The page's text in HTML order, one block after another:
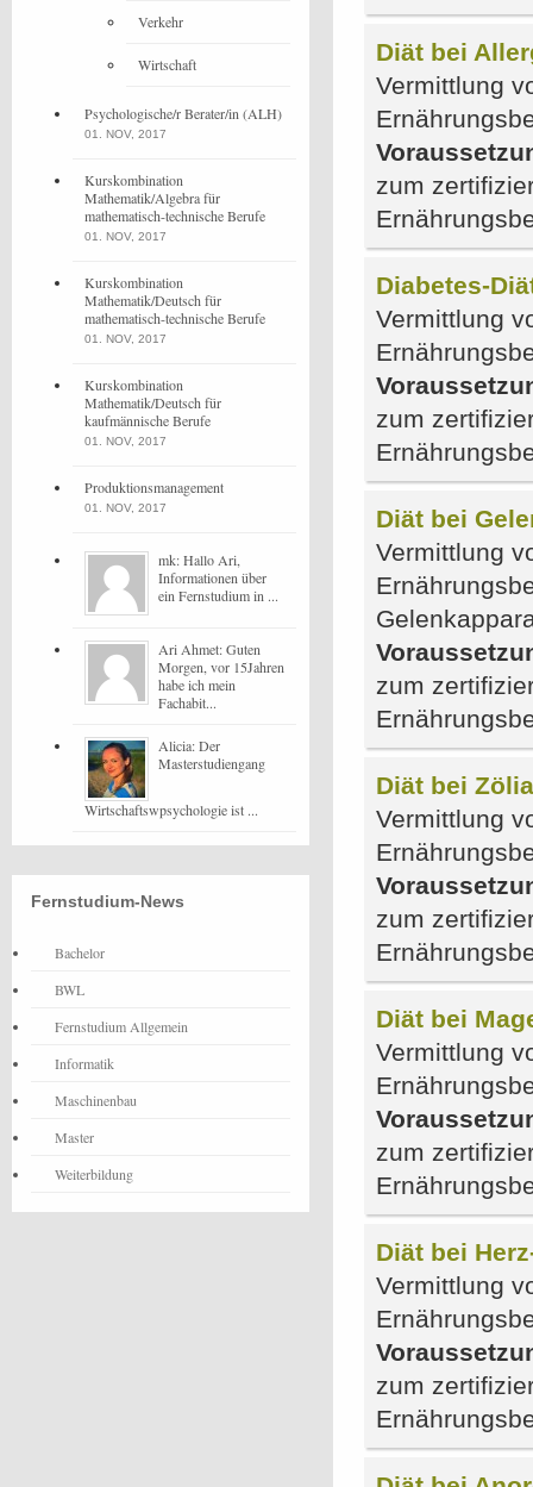
Diät bei
Vermittlung
zum
Diabetes-
Vermittlung
zum
Diät bei
Vermittlung
zum
Diät bei
Vermittlung
zum
Diät bei
Vermittlung
zum
Diät bei
Vermittlung
zum
Verkehr
Wirtschaft
Psychologische/r Berater/in (ALH)
01. NOV, 2017
Kurskombination
Mathematik/Algebra für
mathematisch-technische Berufe
01. NOV, 2017
Kurskombination
Mathematik/Deutsch für
mathematisch-technische Berufe
01. NOV, 2017
Kurskombination
Mathematik/Deutsch für
kaufmännische Berufe
01. NOV, 2017
Produktionsmanagement
01. NOV, 2017
mk: Hallo Ari,
Informationen über
ein Fernstudium in ...
Ari Ahmet: Guten
Morgen, vor 15Jahren
habe ich mein
Fachabit...
Alicia: Der
Masterstudiengang
Wirtschaftswpsychologie ist ...
Fernstudium-News
Bachelor
BWL
Fernstudium Allgemein
Informatik
Maschinenbau
Master
Weiterbildung